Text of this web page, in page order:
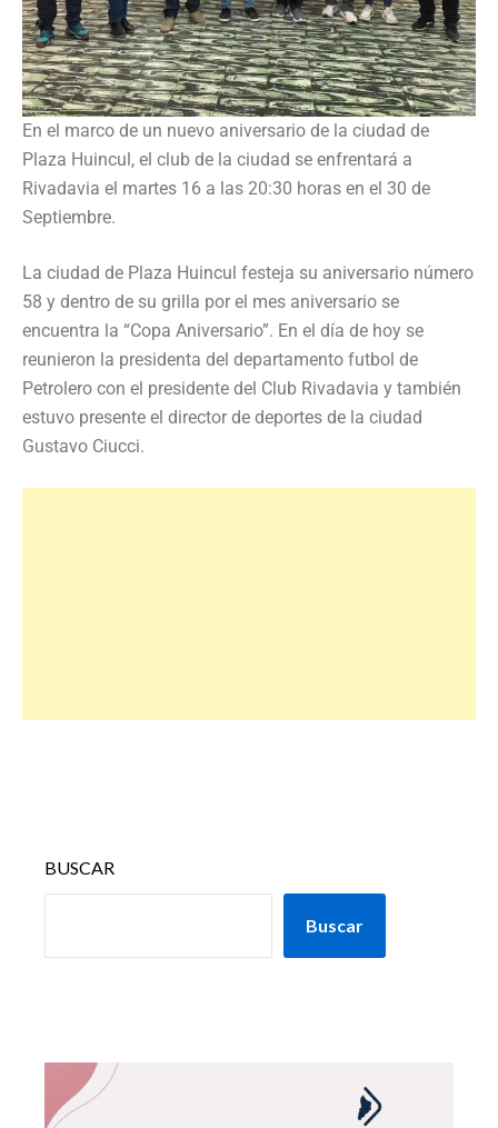
En el marco de un nuevo aniversario de la ciudad de
Plaza Huincul, el club de la ciudad se enfrentará a
Rivadavia el martes 16 a las 20:30 horas en el 30 de
Septiembre.
La ciudad de Plaza Huincul festeja su aniversario número
58 y dentro de su grilla por el mes aniversario se
encuentra la “Copa Aniversario”. En el día de hoy se
reunieron la presidenta del departamento futbol de
Petrolero con el presidente del Club Rivadavia y también
estuvo presente el director de deportes de la ciudad
Gustavo Ciucci.
BUSCAR
Buscar